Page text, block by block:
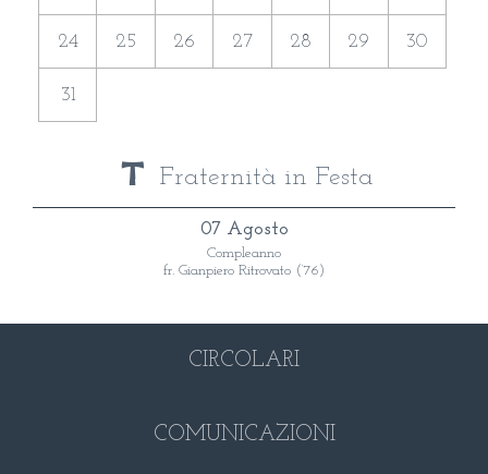
24 25 26 27 28 29 30
31
Fraternità in Festa
07 Agosto
Compleanno
fr. Gianpiero Ritrovato (‘76)
CIRCOLARI
COMUNICAZIONI